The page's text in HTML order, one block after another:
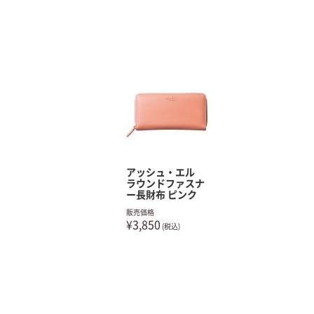
アッシュ・エル
ラウンドファスナ
ー長財布 ピンク
販売価格
¥3,850 (税込)